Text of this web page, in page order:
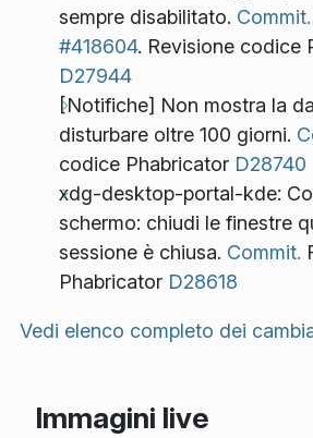
sempre disabilitato. Commit.
#418604. Revisione codice
D27944
[Notifiche] Non mostra la
disturbare oltre 100 giorni.
codice Phabricator D28740
xdg-desktop-portal-kde:
schermo: chiudi le finestre
sessione è chiusa. Commit.
Phabricator D28618
Vedi elenco completo dei
Immagini live